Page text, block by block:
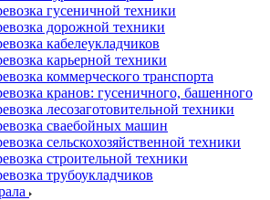
гусеничной техники
дорожной техники
кабелеукладчиков
карьерной техники
коммерческого транспорта
кранов: гусеничного, башенного
лесозаготовительной техники
сваебойных машин
сельскохозяйственной техники
строительной техники
трубоукладчиков